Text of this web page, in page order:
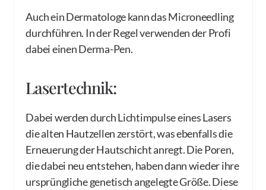
Auch ein Dermatologe kann das Microneedling
durchführen. In der Regel verwenden der Profi
dabei einen Derma-Pen.
Lasertechnik:
Dabei werden durch Lichtimpulse eines Lasers
die alten Hautzellen zerstört, was ebenfalls die
Erneuerung der Hautschicht anregt. Die Poren,
die dabei neu entstehen, haben dann wieder ihre
ursprüngliche genetisch angelegte Größe. Diese